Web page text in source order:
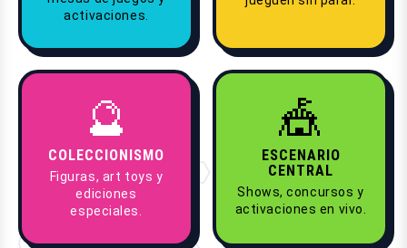
activaciones.
🔮
COLECCIONISMO
Figuras, art toys y
ediciones
especiales.
🎪
ESCENARIO
CENTRAL
Shows, concursos y
activaciones en vivo.